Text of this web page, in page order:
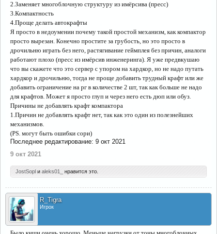
2.Заменяет многоблочную структуру из имёрсива (пресс)
3.Компактность
4.Проще делать автокрафты
Я просто в недоумении почему такой простой механизм, как компактор
просто вырезан. Конечно простите за грубость, но это просто в
дрочильню играть без него, растягивание геймплея без причин, аналоги
работают плохо (пресс из имёрсив инженеринга). Я уже предвкушаю
что вы скажете что это сервер с упором на хардкор, но не надо путать
хардкор и дрочильню, тогда не проще добавить трудный крафт или же
добавить ограничение на рг в количестве 2 шт, так как больше не надо
для крафтов. Может я просто глуп и через него есть дюп или обуз.
Причины не добавлять крафт компактора
1.Причин не добавлять крафт нет, так как это один из полезнейших
механизмов.
(PS. могут быть ошибки сори)
Последнее редактирование: 9 окт 2021
9 окт 2021
JostSopl и aleks01_ нравится это.
R_Tigra
Игрок